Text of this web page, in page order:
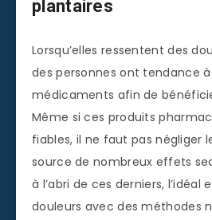
plantaires
Lorsqu’elles ressentent des
des personnes ont tendance
médicaments afin de
Même si ces produits
fiables, il ne faut pas négliger
source de nombreux effets
à l’abri de ces derniers, l’idéal
douleurs avec des méthodes